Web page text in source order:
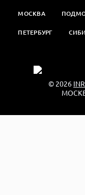
МОСКВА
ПЕТЕРБУРГ
© 2026